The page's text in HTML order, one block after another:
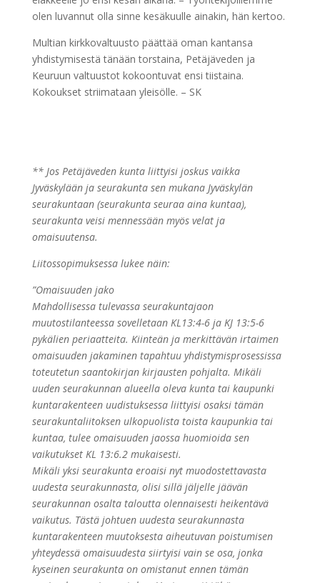
olen luvannut olla sinne kesäkuulle ainakin, hän kertoo.
Multian kirkkovaltuusto päättää oman kantansa
yhdistymisestä tänään torstaina, Petäjäveden ja
Keuruun valtuustot kokoontuvat ensi tiistaina.
Kokoukset striimataan yleisölle. – SK
** Jos Petäjäveden kunta liittyisi joskus vaikka
Jyväskylään ja seurakunta sen mukana Jyväskylän
seurakuntaan (seurakunta seuraa aina kuntaa),
seurakunta veisi mennessään myös velat ja
omaisuutensa.
Liitossopimuksessa lukee näin:
”Omaisuuden jako
Mahdollisessa tulevassa seurakuntajaon
muutostilanteessa sovelletaan KL13:4-6 ja KJ 13:5-6
pykälien periaatteita. Kiinteän ja merkittävän irtaimen
omaisuuden jakaminen tapahtuu yhdistymisprosessissa
toteutetun saantokirjan kirjausten pohjalta. Mikäli
uuden seurakunnan alueella oleva kunta tai kaupunki
kuntarakenteen uudistuksessa liittyisi osaksi tämän
seurakuntaliitoksen ulkopuolista toista kaupunkia tai
kuntaa, tulee omaisuuden jaossa huomioida sen
vaikutukset KL 13:6.2 mukaisesti.
Mikäli yksi seurakunta eroaisi nyt muodostettavasta
uudesta seurakunnasta, olisi sillä jäljelle jäävän
seurakunnan osalta taloutta olennaisesti heikentävä
vaikutus. Tästä johtuen uudesta seurakunnasta
kuntarakenteen muutoksesta aiheutuvan poistumisen
yhteydessä omaisuudesta siirtyisi vain se osa, jonka
kyseinen seurakunta on omistanut ennen tämän